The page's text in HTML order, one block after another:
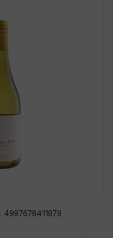
4997678411879